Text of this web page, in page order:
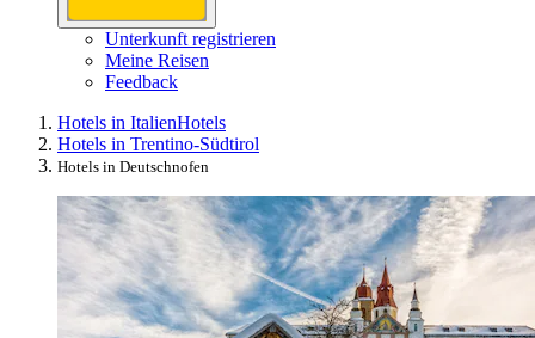
Unterkunft registrieren
Meine Reisen
Feedback
Hotels in ItalienHotels
Hotels in Trentino-Südtirol
Hotels in Deutschnofen